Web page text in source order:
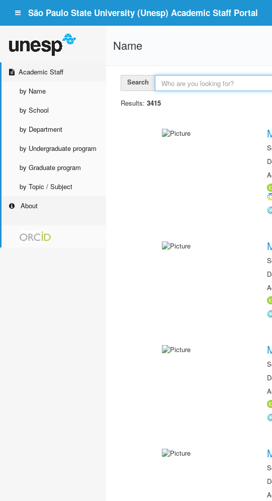
São Paulo State University (Unesp) Academic Staff Portal
Academic Staff
by Name
by School
by Department
by Undergraduate program
by Graduate program
by Topic / Subject
About
Name
Search
Results: 3415